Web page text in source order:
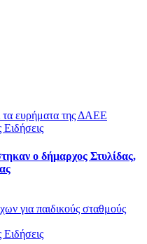
Ειδήσεις
ο δήμαρχος Στυλίδας,
Ειδήσεις